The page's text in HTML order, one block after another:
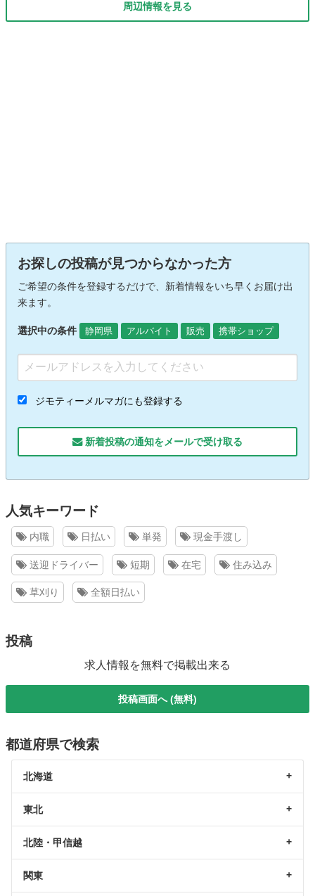
周辺情報を見る
お探しの投稿が見つからなかった方
ご希望の条件を登録するだけで、新着情報をいち早くお届け出
来ます。
選択中の条件 静岡県 アルバイト 販売 携帯ショップ
ジモティーメルマガにも登録する
新着投稿の通知をメールで受け取る
人気キーワード
内職 日払い 単発 現金手渡し
送迎ドライバー 短期 在宅 住み込み
草刈り 全額日払い
投稿
求人情報を無料で掲載出来る
投稿画面へ (無料)
都道府県で検索
北海道
東北
北陸・甲信越
関東